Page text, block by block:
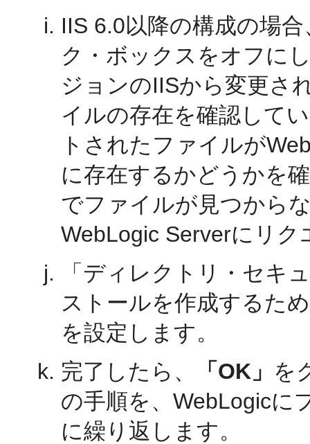
IIS 6.0以降の構成の場合
ク・ボックスをオフに
ジョンのIISから変更さ
イルの存在を確認して
トされたファイルが
に存在するかどうかを
でファイルが見つから
WebLogic Serverにリ
「ディレクトリ・セキ
ストールを作成するた
を設定します。
完了したら、
「OK」 を
の手順を、WebLogicに
に繰り返します。